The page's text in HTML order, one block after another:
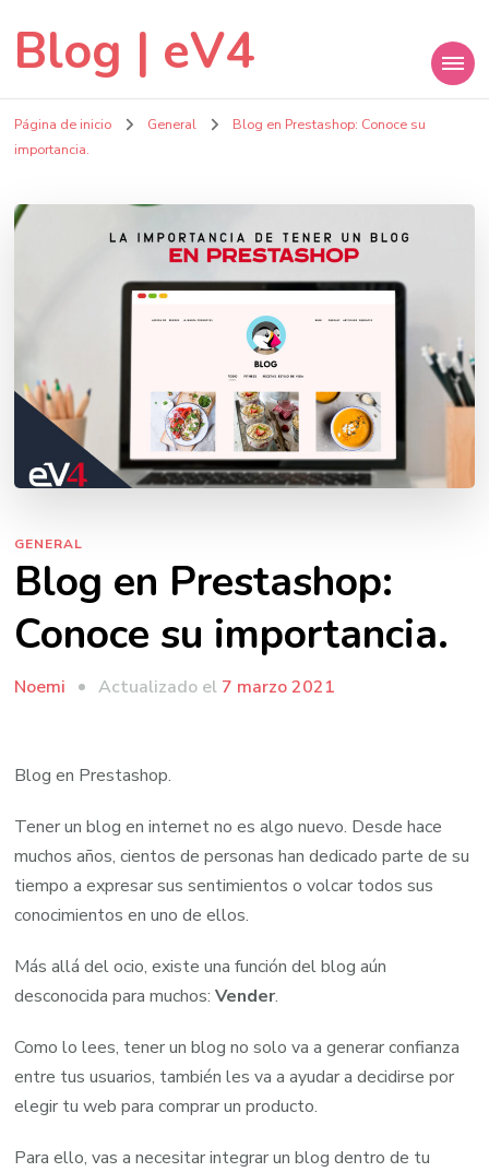
Blog | eV4
Página de inicio General
Blog en Prestashop: Conoce su
importancia.
GENERAL
Blog en Prestashop:
Conoce su importancia.
Noemi Actualizado el 7 marzo 2021
Blog en Prestashop.
Tener un blog en internet no es algo nuevo. Desde hace
muchos años, cientos de personas han dedicado parte de su
tiempo a expresar sus sentimientos o volcar todos sus
conocimientos en uno de ellos.
Más allá del ocio, existe una función del blog aún
desconocida para muchos:Vender.
Como lo lees, tener un blog no solo va a generar confianza
entre tus usuarios, también les va a ayudar a decidirse por
elegir tu web para comprar un producto.
Para ello, vas a necesitar integrar un blog dentro de tu